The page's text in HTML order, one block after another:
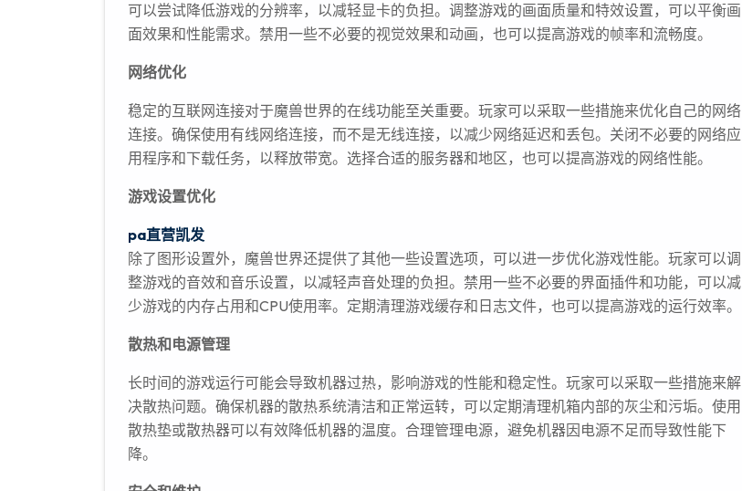
可以尝试降低游戏的分辨率，以减轻显卡的负担。调整游戏的画面质量和特效设置，可以平衡画
面效果和性能需求。禁用一些不必要的视觉效果和动画，也可以提高游戏的帧率和流畅度。
网络优化
稳定的互联网连接对于魔兽世界的在线功能至关重要。玩家可以采取一些措施来优化自己的网络
连接。确保使用有线网络连接，而不是无线连接，以减少网络延迟和丢包。关闭不必要的网络应
用程序和下载任务，以释放带宽。选择合适的服务器和地区，也可以提高游戏的网络性能。
游戏设置优化
pa直营凯发
除了图形设置外，魔兽世界还提供了其他一些设置选项，可以进一步优化游戏性能。玩家可以调
整游戏的音效和音乐设置，以减轻声音处理的负担。禁用一些不必要的界面插件和功能，可以减
少游戏的内存占用和CPU使用率。定期清理游戏缓存和日志文件，也可以提高游戏的运行效率。
散热和电源管理
长时间的游戏运行可能会导致机器过热，影响游戏的性能和稳定性。玩家可以采取一些措施来解
决散热问题。确保机器的散热系统清洁和正常运转，可以定期清理机箱内部的灰尘和污垢。使用
散热垫或散热器可以有效降低机器的温度。合理管理电源，避免机器因电源不足而导致性能下
降。